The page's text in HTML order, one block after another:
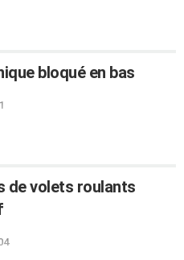
bloqué en bas
de volets roulants